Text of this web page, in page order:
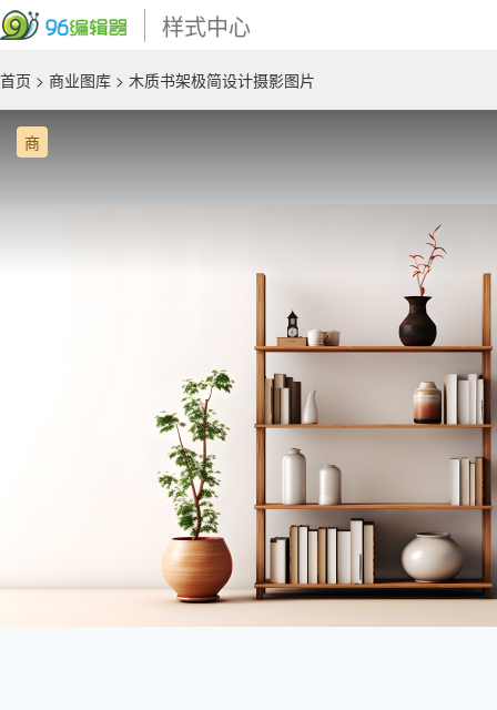
样式中心
首页 > 商业图库 > 木质书架极简设计摄影图片
商